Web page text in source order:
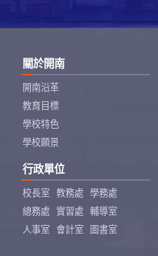
關於開南
開南沿革
教育目標
學校特色
學校願景
行政單位
校長室 教務處
學務處
總務處
實習處
輔導室
人事室
會計室 圖書室